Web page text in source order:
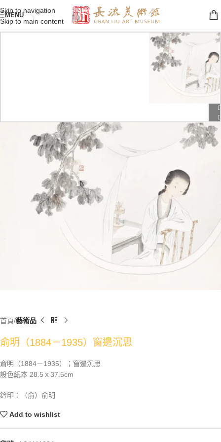
Skip to navigation
Skip to main content
MENU
首頁 藝術品
俞明（1884－1935）窗邊沉思
俞明（1884－1935）；窗邊沉思
設色紙本 28.5ｘ37.5cm
鈐印：（俞）俞明
Add to wishlist